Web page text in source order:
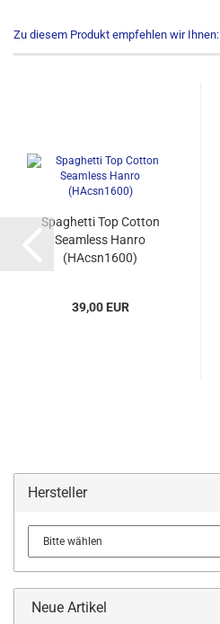
Zu diesem Produkt empfehlen wir Ihnen:
Spaghetti Top Cotton
Seamless Hanro
(HAcsn1600)
39,00 EUR
Hersteller
Neue Artikel